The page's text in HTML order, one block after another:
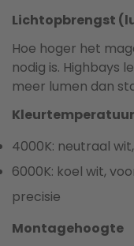
Lichtopbrengst
Hoe hoger het
nodig is. Highbays
meer lumen dan
Kleurtemperatuur
4000K: neutraal
6000K: koel wit,
precisie
Montagehoogte